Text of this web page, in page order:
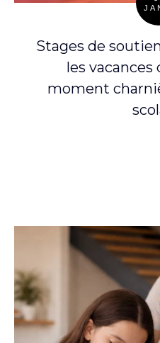
Stages de
les vacances
moment